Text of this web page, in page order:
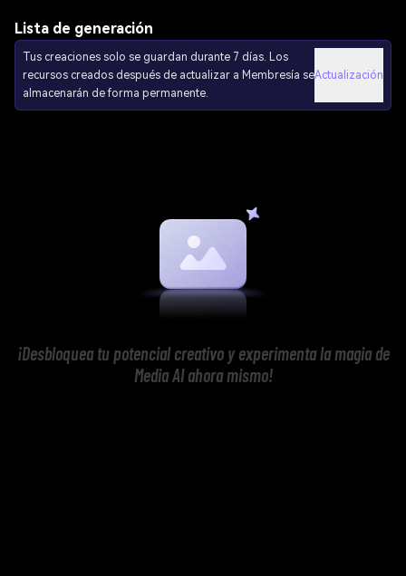
Lista de generación
Tus creaciones solo se guardan durante 7 días. Los
recursos creados después de actualizar a Membresía se
almacenarán de forma permanente.
Actualización
¡Desbloquea tu potencial creativo y experimenta la magia de
Media AI ahora mismo!